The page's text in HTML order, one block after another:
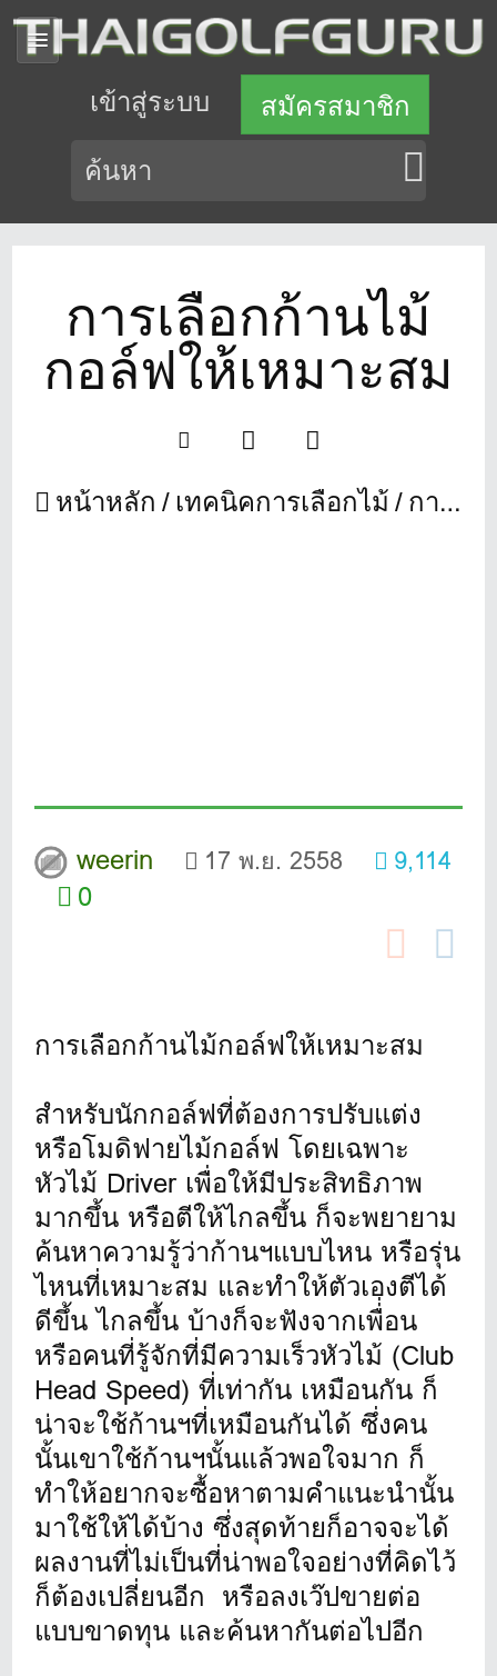
เข้าสู่ระบบ สมัครสมาชิก
การเลือกก้านไม้
กอล์ฟให้เหมาะสม
หน้าหลัก เทคนิคการเลือกไม้ การเลือกก้านไม้กอล์ฟให้เหมาะสม
weerin 17 พ.ย. 2558 9,114
0
การเลือกก้านไม้กอล์ฟให้เหมาะสม
สำหรับนักกอล์ฟที่ต้องการปรับแต่ง
หรือโมดิฟายไม้กอล์ฟ โดยเฉพาะ
หัวไม้ Driver เพื่อให้มีประสิทธิภาพ
มากขึ้น หรือตีให้ไกลขึ้น ก็จะพยายาม
ค้นหาความรู้ว่าก้านฯแบบไหน หรือรุ่น
ไหนที่เหมาะสม และทำให้ตัวเองตีได้
ดีขึ้น ไกลขึ้น บ้างก็จะฟังจากเพื่่อน
หรือคนที่รู้จักที่มีความเร็วหัวไม้ (Club
Head Speed) ที่เท่ากัน เหมือนกัน ก็
น่าจะใช้ก้านฯที่เหมือนกันได้ ซึ่งคน
นั้นเขาใช้ก้านฯนั้นแล้วพอใจมาก ก็
ทำให้อยากจะซื้อหาตามคำแนะนำนั้น
มาใช้ให้ได้บ้าง ซึ่งสุดท้ายก็อาจจะได้
ผลงานที่ไม่เป็นที่น่าพอใจอย่างที่คิดไว้
ก็ต้องเปลี่ยนอีก หรือลงเว๊ปขายต่อ
แบบขาดทุน และค้นหากันต่อไปอีก